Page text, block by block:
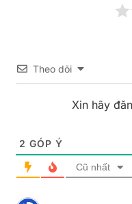
Theo dõi
Xin hãy
2 GÓP Ý
Cũ nhất